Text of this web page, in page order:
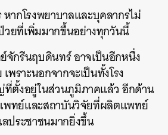
ากโรงพยาบาลและบุคลากรไม่
ยที่เพิ่มมากขึ้นอย่างทุกวันนี้
จักรีนฤบดินทร์ อาจเป็นอีกหนึ่ง
พราะนอกจากจะเป็นทั้งโรง
ตั้งอยู่ในส่วนภูมิภาคแล้ว อีกด้าน
แพทย์และสถาบันวิจัยที่ผลิตแพทย์
ประชาชนมากยิ่งขึ้น